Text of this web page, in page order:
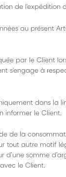
de l'expédition
au présent
par le Client
s'engage à
dans la
informer le Client.
de la
tout autre motif
somme
le Client.